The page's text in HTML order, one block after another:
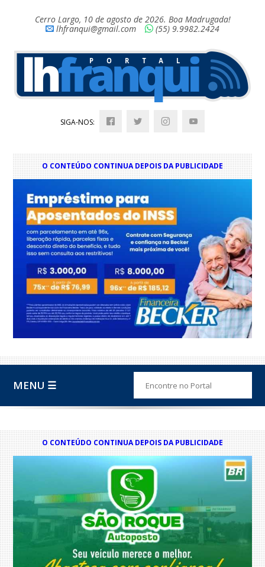
Cerro Largo, 10 de agosto de 2026. Boa Madrugada!
lhfranqui@gmail.com
(55) 9.9982.2424
SIGA-NOS:
O CONTEÚDO CONTINUA DEPOIS DA PUBLICIDADE
MENU ☰
O CONTEÚDO CONTINUA DEPOIS DA PUBLICIDADE